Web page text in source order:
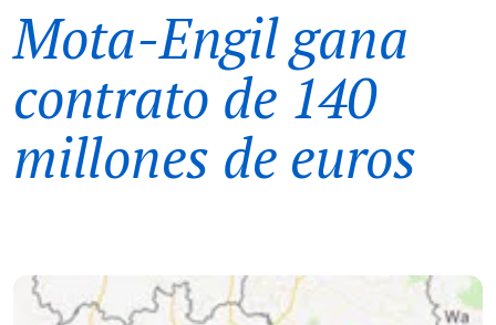
Mota-Engil gana
contrato de 140
millones de euros